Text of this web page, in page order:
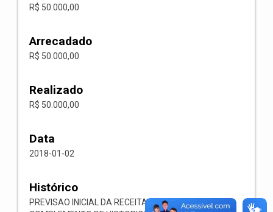
R$ 50.000,00
Arrecadado
R$ 50.000,00
Realizado
R$ 50.000,00
Data
2018-01-02
Histórico
PREVISAO INICIAL DA RECEITA ORCAMENTARIA